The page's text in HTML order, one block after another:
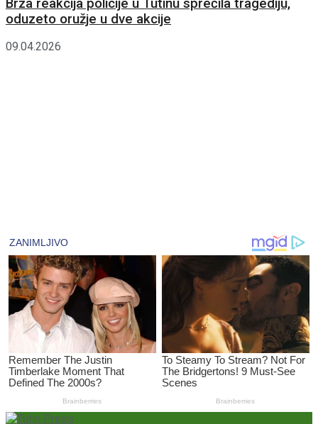
Brza reakcija policije u Tutinu sprečila tragediju,
oduzeto oružje u dve akcije
09.04.2026